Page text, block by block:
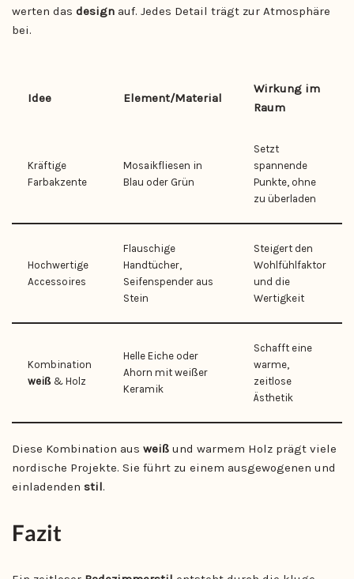
werten das design auf. Jedes Detail trägt zur Atmosphäre
bei.
Idee Element/Material
Wirkung im
Raum
Kräftige
Farbakzente
Mosaikfliesen in
Blau oder Grün
Setzt
spannende
Punkte, ohne
zu überladen
Hochwertige
Accessoires
Flauschige
Handtücher,
Seifenspender aus
Stein
Steigert den
Wohlfühlfaktor
und die
Wertigkeit
Kombination
weiß & Holz
Helle Eiche oder
Ahorn mit weißer
Keramik
Schafft eine
warme,
zeitlose
Ästhetik
Diese Kombination aus weiß und warmem Holz prägt viele
nordische Projekte. Sie führt zu einem ausgewogenen und
einladenden stil.
Fazit